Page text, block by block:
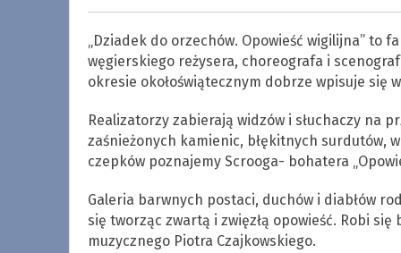
„Dziadek do orzechów. Opowieść wigilijna”
węgierskiego reżysera, choreografa i
okresie okołoświątecznym dobrze wpisuje
Realizatorzy zabierają widzów i słuchaczy na
zaśnieżonych kamienic, błękitnych surdutów,
czepków poznajemy Scrooga- bohatera
Galeria barwnych postaci, duchów i diabłów
się tworząc zwartą i zwięzłą opowieść. Robi
muzycznego Piotra Czajkowskiego.